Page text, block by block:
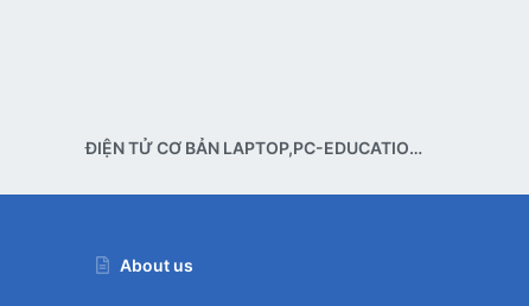
ĐIỆN TỬ CƠ BẢN LAPTOP,PC-EDUCATIONAL KNOWLEDGE
About us